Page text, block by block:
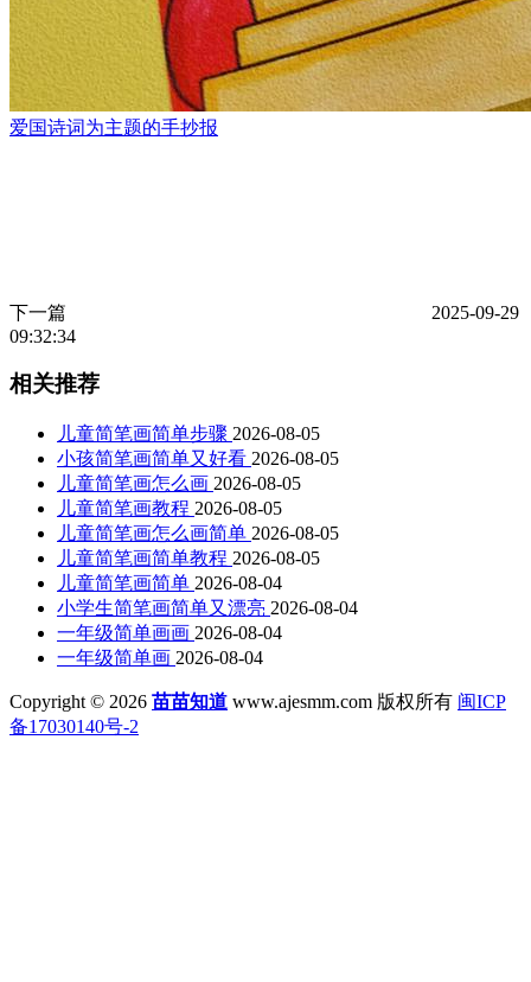
爱国诗词为主题的手抄报
下一篇
2025-09-29
09:32:34
相关推荐
儿童简笔画简单步骤 2026-08-05
小孩简笔画简单又好看 2026-08-05
儿童简笔画怎么画 2026-08-05
儿童简笔画教程 2026-08-05
儿童简笔画怎么画简单 2026-08-05
儿童简笔画简单教程 2026-08-05
儿童简笔画简单 2026-08-04
小学生简笔画简单又漂亮 2026-08-04
一年级简单画画 2026-08-04
一年级简单画 2026-08-04
Copyright © 2026 苗苗知道 www.ajesmm.com 版权所有 闽ICP
备17030140号-2